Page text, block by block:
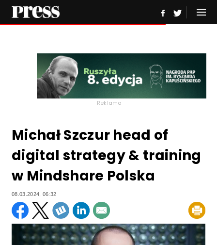
Reklama
Michał Szczur head of
digital strategy & training
w Mindshare Polska
08.03.2024, 06:32